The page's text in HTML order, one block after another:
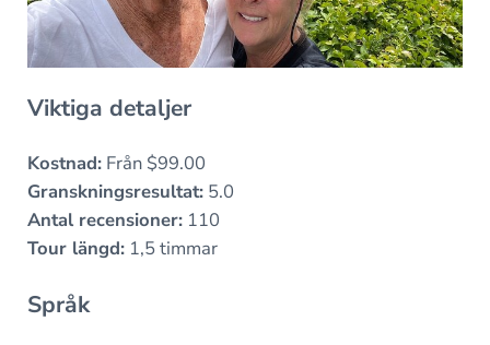
Viktiga detaljer
Kostnad:Från $99.00
Granskningsresultat:5.0
Antal recensioner:110
Tour längd:1,5 timmar
Språk